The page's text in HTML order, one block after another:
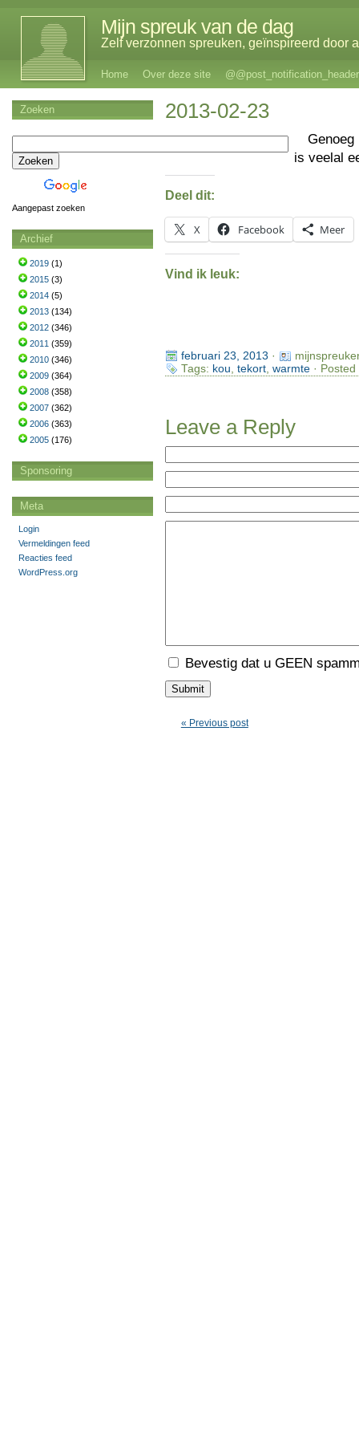
Mijn spreuk van de dag
Zelf verzonnen spreuken, geïnspireerd door
Home Over deze site @@post_notification_header
2013-02-23
is veelal
Deel dit:
X Facebook Meer
Vind ik leuk:
februari 23, 2013 ·
Tags: kou tekort, warmte·
Leave a Reply
Bevestig dat u GEEN
« Previous post
Zoeken
Aangepast zoeken
Archief
2019 (1)
2015 (3)
2014 (5)
2013 (134)
2012 (346)
2011 (359)
2010 (346)
2009 (364)
2008 (358)
2007 (362)
2006 (363)
2005 (176)
Sponsoring
Meta
Login
Vermeldingen feed
Reacties feed
WordPress.org